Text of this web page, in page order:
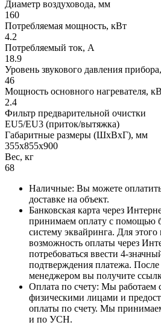
Диаметр воздуховода, мм
160
Потребляемая мощность, кВт
4.2
Потребляемый ток, А
18.9
Уровень звукового давления
46
Мощность основного нагревателя,
2.4
Фильтр предварительной очистки
EU5/EU3 (приток/вытяжка)
Габаритные размеры (ШxВxГ), мм
355x855x900
Вес, кг
68
Наличные: Вы можете
доставке на объект.
Банковская карта через
принимаем оплату с помощью
систему эквайринга. Для
возможность оплаты через
потребоваться ввести 4-
подтверждения платежа. После
менеджером вы получите
Оплата по счету: Мы работаем
физическими лицами и
оплаты по счету. Мы
и по УСН.